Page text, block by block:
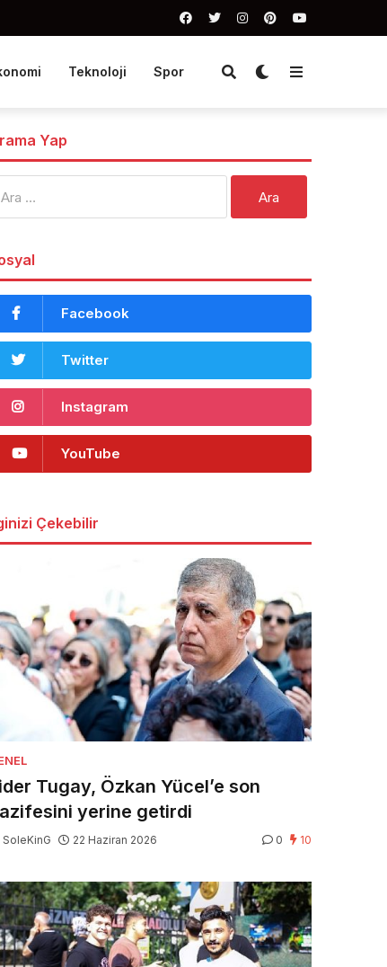
Teknoloji Spor
Yap
Facebook
Twitter
Instagram
YouTube
Çekebilir
Tugay, Özkan Yücel’e son
yerine getirdi
SoleKinG 22 Haziran 2026 0 10